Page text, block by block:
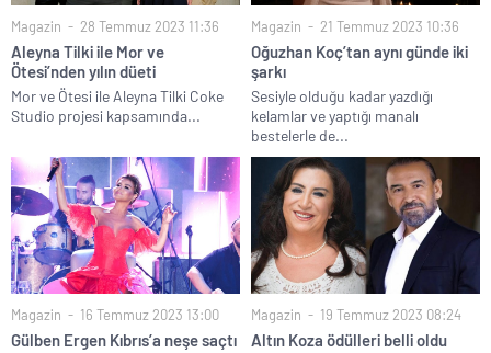
Magazin 28 Temmuz 2023 11:36
Aleyna Tilki ile Mor ve
Ötesi’nden yılın düeti
Mor ve Ötesi ile Aleyna Tilki Coke
Studio projesi kapsamında...
Magazin 21 Temmuz 2023 10:36
Oğuzhan Koç’tan aynı günde iki
şarkı
Sesiyle olduğu kadar yazdığı
kelamlar ve yaptığı manalı
bestelerle de...
Magazin 16 Temmuz 2023 13:00
Gülben Ergen Kıbrıs’a neşe saçtı
Magazin 19 Temmuz 2023 08:24
Altın Koza ödülleri belli oldu